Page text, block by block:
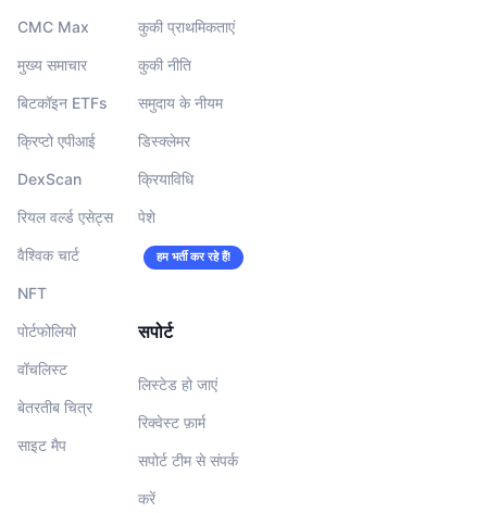
CMC Max
मुख्य समाचार
बिटकॉइन ETFs
क्रिप्टो एपीआई
DexScan
रियल वर्ल्ड एसेट्स
वैश्विक चार्ट
NFT
पोर्टफोलियो
वॉचलिस्‍ट
बेतरतीब चित्र
साइट मैप
कुकी प्राथमिकताएं
कुकी नीति
समुदाय के नीयम
डिस्क्लेमर
क्रियाविधि
पेशे
हम भर्ती कर रहे हैं!
सपोर्ट
लिस्टेड हो जाएं
रिक्वेस्ट फ़ार्म
सपोर्ट टीम से संपर्क
करें